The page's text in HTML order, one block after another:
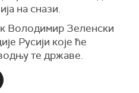
на снази.
Володимир Зеленски
Русији које ће
те државе.